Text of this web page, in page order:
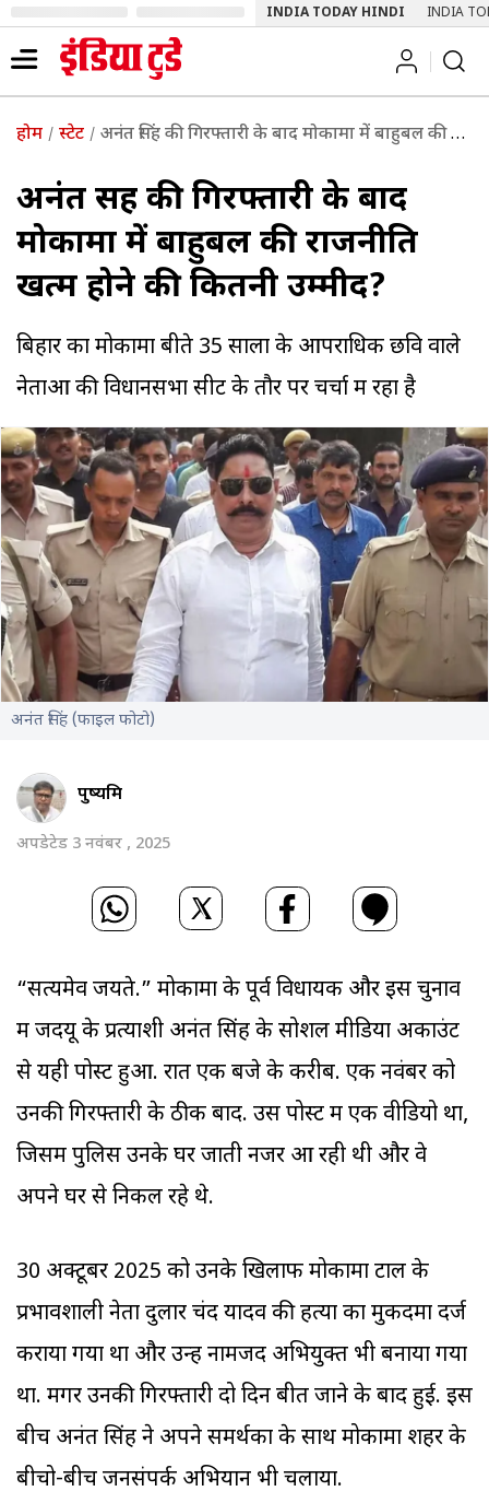
INDIA TODAY HINDI INDIA
होम स्टेट अनंत सिंह की गिरफ्तारी के बाद मोकामा में बाहुबल की राजनीति खत्म होने की कितनी उम्मीद?
अनंत सिंह की गिरफ्तारी के बाद
मोकामा में बाहुबल की राजनीति
खत्म होने की कितनी उम्मीद?
बिहार का मोकामा बीते 35 सालों के आपराधिक छवि वाले
नेताओं की विधानसभा सीट के तौर पर चर्चा में रहा है
अनंत सिंह (फाइल फोटो)
पुष्यमित्र
अपडेटेड 3 नवंबर , 2025
“सत्यमेव जयते.” मोकामा के पूर्व विधायक और इस चुनाव
में जदयू के प्रत्याशी अनंत सिंह के सोशल मीडिया अकाउंट
से यही पोस्ट हुआ. रात एक बजे के करीब. एक नवंबर को
उनकी गिरफ्तारी के ठीक बाद. उस पोस्ट में एक वीडियो था,
जिसमें पुलिस उनके घर जाती नजर आ रही थी और वे
अपने घर से निकल रहे थे.
30 अक्टूबर 2025 को उनके खिलाफ मोकामा टाल के
प्रभावशाली नेता दुलार चंद यादव की हत्या का मुकदमा दर्ज
कराया गया था और उन्हें नामजद अभियुक्त भी बनाया गया
था. मगर उनकी गिरफ्तारी दो दिन बीत जाने के बाद हुई. इस
बीच अनंत सिंह ने अपने समर्थकों के साथ मोकामा शहर के
बीचो-बीच जनसंपर्क अभियान भी चलाया.